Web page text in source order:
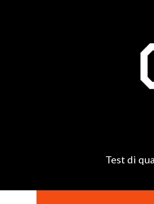
Test di